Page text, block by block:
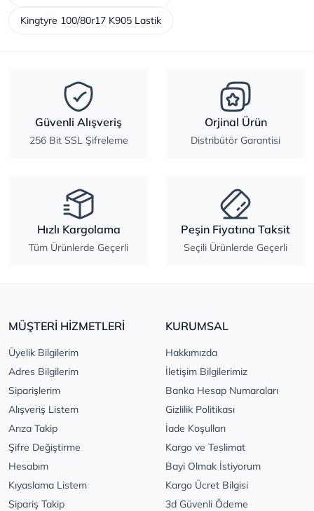
Kingtyre 100/80r17 K905 Lastik
Güvenli Alışveriş
256 Bit SSL Şifreleme
Orjinal Ürün
Distribütör Garantisi
Hızlı Kargolama
Tüm Ürünlerde Geçerli
Peşin Fiyatına Taksit
Seçili Ürünlerde Geçerli
MÜŞTERİ HİZMETLERİ
Üyelik Bilgilerim
Adres Bilgilerim
Siparişlerim
Alışveriş Listem
Arıza Takip
Şifre Değiştirme
Hesabım
Kıyaslama Listem
Sipariş Takip
KURUMSAL
Hakkımızda
İletişim Bilgilerimiz
Banka Hesap Numaraları
Gizlilik Politikası
İade Koşulları
Kargo ve Teslimat
Bayi Olmak İstiyorum
Kargo Ücret Bilgisi
3d Güvenli Ödeme